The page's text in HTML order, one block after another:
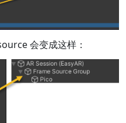
会变成这样：